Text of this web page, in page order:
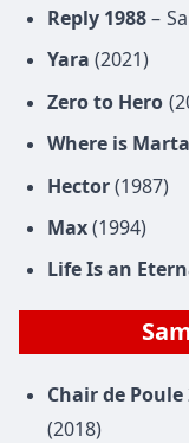
Reply 1988 –
Yara (2021)
Zero to Hero
Where is
Hector (1987)
Max (1994)
Life Is an
Chair de Poule
(2018)